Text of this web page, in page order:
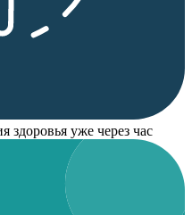
здоровья уже через час